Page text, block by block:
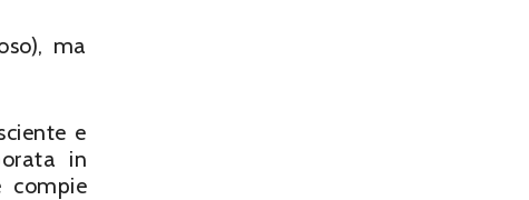
ma
e
in
compie